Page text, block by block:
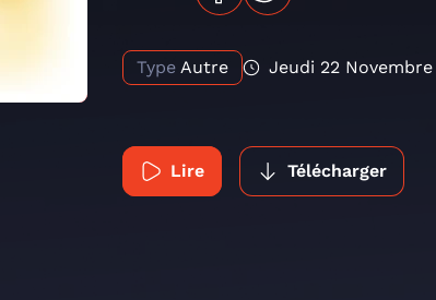
Type Autre Jeudi 22 Novembre
Lire Télécharger